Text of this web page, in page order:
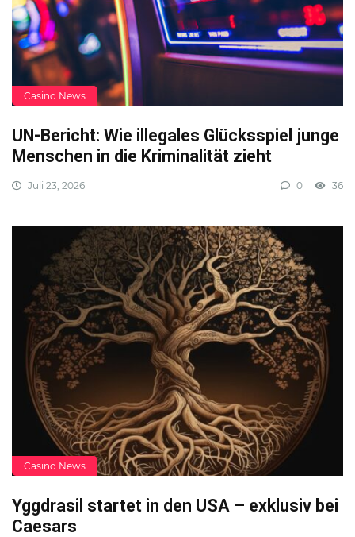
Casino News
UN-Bericht: Wie illegales Glücksspiel junge
Menschen in die Kriminalität zieht
Juli 23, 2026 0 36
Casino News
Yggdrasil startet in den USA – exklusiv bei
Caesars